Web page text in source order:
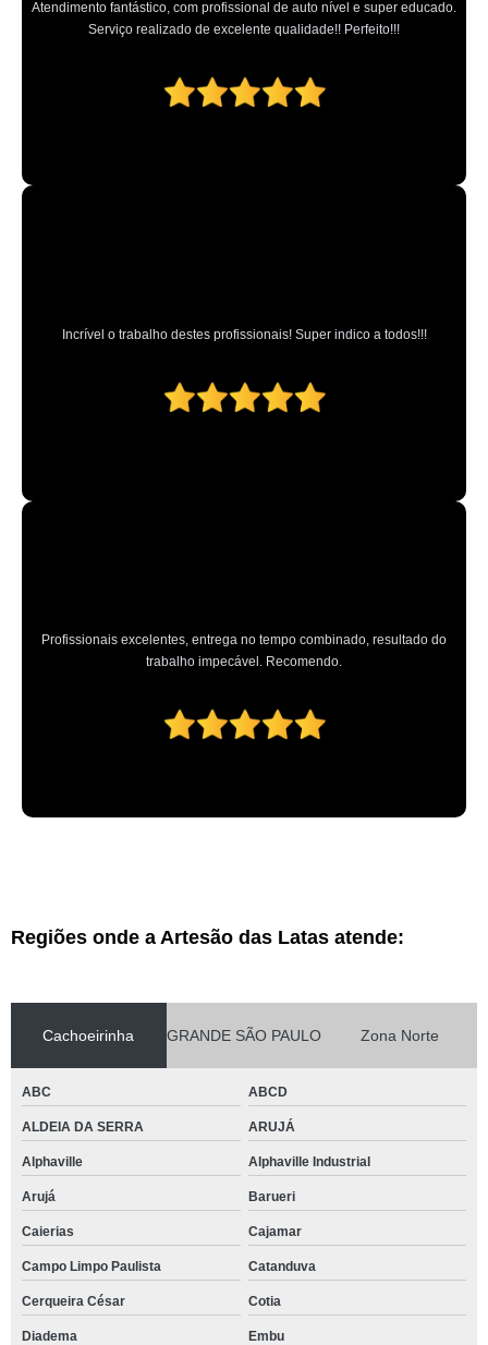
Atendimento fantástico, com profissional de auto nível e super educado.
Serviço realizado de excelente qualidade!! Perfeito!!!
Incrível o trabalho destes profissionais! Super indico a todos!!!
Profissionais excelentes, entrega no tempo combinado, resultado do
trabalho impecável. Recomendo.
Regiões onde a Artesão das Latas atende:
Cachoeirinha GRANDE SÃO PAULO Zona Norte
ABC ABCD
ALDEIA DA SERRA ARUJÁ
Alphaville Alphaville Industrial
Arujá Barueri
Caierias Cajamar
Campo Limpo Paulista Catanduva
Cerqueira César Cotia
Diadema Embu